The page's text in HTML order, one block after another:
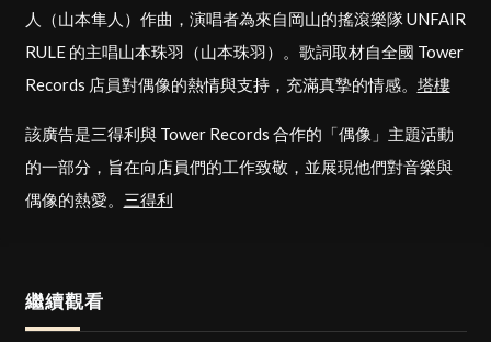
人（山本隼人）作曲，演唱者為來自岡山的搖滾樂隊 UNFAIR
RULE 的主唱山本珠羽（山本珠羽）。歌詞取材自全國 Tower
Records 店員對偶像的熱情與支持，充滿真摯的情感。 塔樓
該廣告是三得利與 Tower Records 合作的「偶像」主題活動
的一部分，旨在向店員們的工作致敬，並展現他們對音樂與
偶像的熱愛。 三得利
繼續觀看